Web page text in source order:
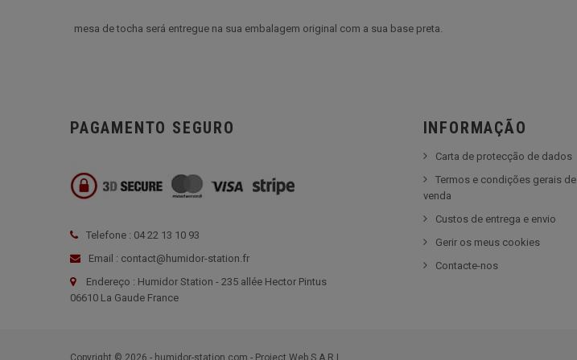
mesa de tocha será entregue na sua embalagem original com a sua base preta.
PAGAMENTO SEGURO
Telefone : 04 22 13 10 93
Email : contact@humidor-station.fr
Endereço : Humidor Station - 235 allée Hector Pintus
06610 La Gaude France
INFORMAÇÃO
Carta de protecção de dados
Termos e condições gerais de
venda
Custos de entrega e envio
Gerir os meus cookies
Contacte-nos
Copyright © 2026 - humidor-station.com - Project Web S.A.R.L